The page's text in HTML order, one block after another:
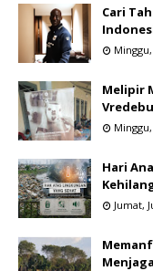
Cari
Melipir
Hari
Jumat,